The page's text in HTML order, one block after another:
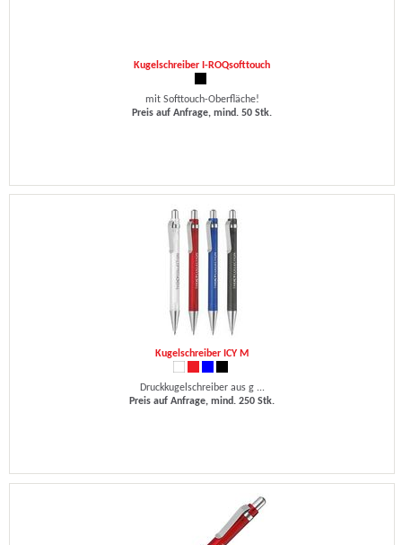
Kugelschreiber I-ROQsofttouch
mit Softtouch-Oberfläche!
Preis auf Anfrage, mind. 50 Stk.
Kugelschreiber ICY M
Druckkugelschreiber aus g ...
Preis auf Anfrage, mind. 250 Stk.